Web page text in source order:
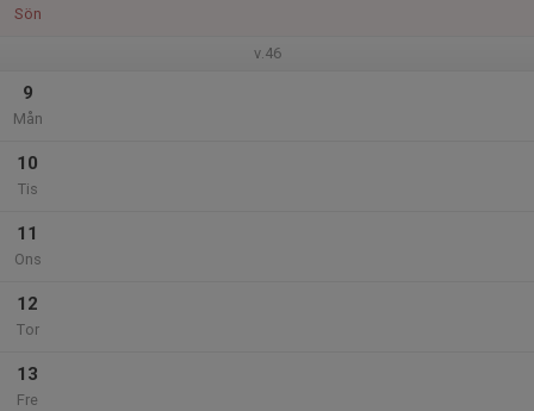
Sön
v.46
9
Mån
10
Tis
11
Ons
12
Tor
13
Fre